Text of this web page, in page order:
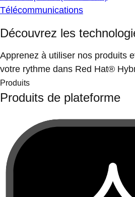
Télécommunications
Découvrez les
Apprenez à utiliser nos produits
votre rythme dans Red Hat®
Produits
Produits de plateforme